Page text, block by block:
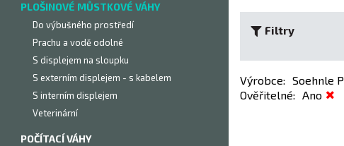
PLOŠINOVÉ MŮSTKOVÉ VÁHY
Do výbušného prostředí
Prachu a vodě odolné
S displejem na sloupku
S externím displejem - s kabelem
S interním displejem
Veterinární
POČÍTACÍ VÁHY
Filtry
Výrobce: Soehnle
Ověřitelné: Ano